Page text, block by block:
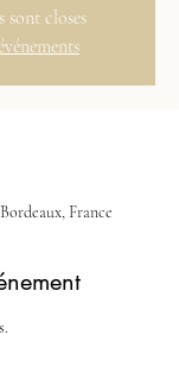
sont closes
France